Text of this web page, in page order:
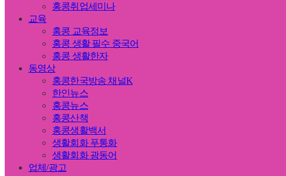
홍콩취업세미나
교육
홍콩 교육정보
홍콩 생활 필수 중국어
홍콩 생활한자
동영상
홍콩한국방송 채널K
한인뉴스
홍콩뉴스
홍콩산책
홍콩생활백서
생활회화 푸통화
생활회화 광동어
업체/광고